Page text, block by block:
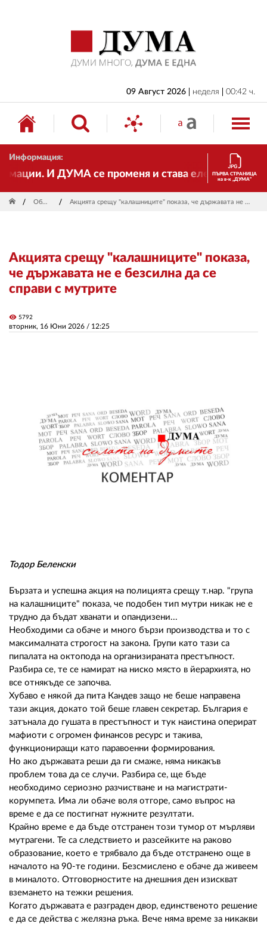
09 Август 2026 неделя 00:42 ч.
Информация:
И ДУМА се променя и става електронноПЪРВА СТРАНИЦА
на в-к „ДУМА“
Общество Акцията срещу "калашниците" показа, че държавата не е безсилна да се справи с мутрите
Акцията срещу "калашниците" показа,
че държавата не е безсилна да се
справи с мутрите
вторник, 16 Юни 2026 / 12:25
visibility 5792
Тодор Беленски
Бързата и успешна акция на полицията срещу т.нар. "група
на калашниците" показа, че подобен тип мутри никак не е
трудно да бъдат хванати и опандизени...
Необходими са обаче и много бързи производства и то с
максималната строгост на закона. Групи като тази са
пипалата на октопода на организираната престъпност.
Разбира се, те се намират на ниско място в йерархията, но
все отнякъде се започва.
Хубаво е някой да пита Кандев защо не беше направена
тази акция, докато той беше главен секретар. България е
затънала до гушата в престъпност и тук наистина оперират
мафиоти с огромен финансов ресурс и такива,
функциониращи като паравоенни формирования.
Но ако държавата реши да ги смаже, няма никакъв
проблем това да се случи. Разбира се, ще бъде
необходимо сериозно разчистване и на магистрати-
корумпета. Има ли обаче воля отгоре, само въпрос на
време е да се постигнат нужните резултати.
Крайно време е да бъде отстранен този тумор от мърляви
мутрагени. Те са следствието и разсейките на раково
образование, което е трябвало да бъде отстранено още в
началото на 90-те години. Безсмислено е обаче да живеем
в миналото. Отговорностите на днешния ден изискват
вземането на тежки решения.
Когато държавата е разграден двор, единственото решение
е да се действа с желязна ръка. Вече няма време за никакви
БЪЛГАРИЯ
ИКОНОМИКА
ИЗБОРИ
СВЯТ
ДРУГИ
АБОНАМЕНТ
УСЛОВИЯ ЗА ПОЛЗВАНЕ
ПОЛИТИКА ЗА БИСКВИТКИТЕ